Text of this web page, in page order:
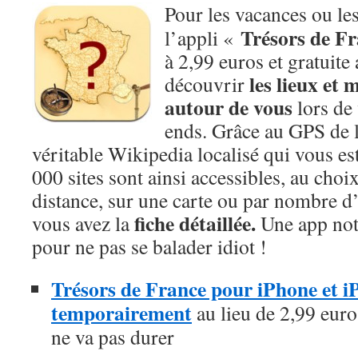
Pour les vacances ou
l’appli « Trésors de
à 2,99 euros et
découvrirles lieux et
autour de vouslors de
ends. Grâce au GPS de
véritable Wikipedia localisé qui vous
000 sites sont ainsi accessibles, au
distance, sur une carte ou par nombre
vous avez lafiche détaillée.Une app
pour ne pas se balader idiot !
Trésors de France pour iPhone et
temporairement au lieu de 2,99
ne va pas durer